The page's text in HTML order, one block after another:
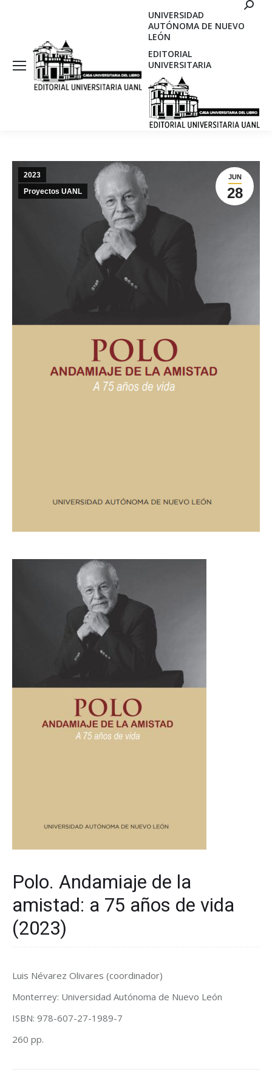
UNIVERSIDAD
AUTÓNOMA DE NUEVO
LEÓN
EDITORIAL
UNIVERSITARIA
JUN
28
2023
Proyectos UANL
Polo. Andamiaje de la
amistad: a 75 años de vida
(2023)
Luis Névarez Olivares (coordinador)
Monterrey: Universidad Autónoma de Nuevo León
ISBN: 978-607-27-1989-7
260 pp.